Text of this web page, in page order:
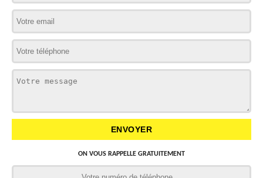
ON VOUS RAPPELLE GRATUITEMENT